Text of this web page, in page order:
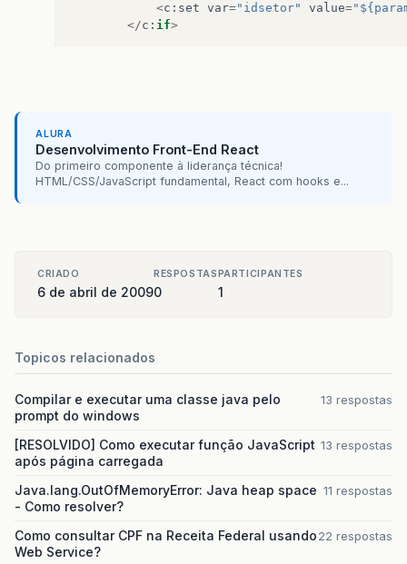
<c : set var="idsetor" value=
</c : if>
SELECT * FROM setorslave
</sql:query>
div align= "center" class
        <html:form  acceptCharset="
            <table align="
                </tr>
                <tr>
                    <td width="
                </tr>
                <tr>
                    <td width="
18 " height="
                </tr>
                <tr>
                    <td><html:text property="
                </tr>
ALURA
Desenvolvimento Front-End React
Do primeiro componente à liderança técnica!
HTML/CSS/JavaScript fundamental, React com hooks e...
CRIADO
6 de abril de 2009
RESPOSTAS
0
PARTICIPANTES
1
Topicos relacionados
Compilar e executar uma classe java pelo
prompt do windows
13 respostas
[RESOLVIDO] Como executar função JavaScript
após página carregada
13 respostas
Java.lang.OutOfMemoryError: Java heap space
- Como resolver?
11 respostas
Como consultar CPF na Receita Federal usando
Web Service?
22 respostas